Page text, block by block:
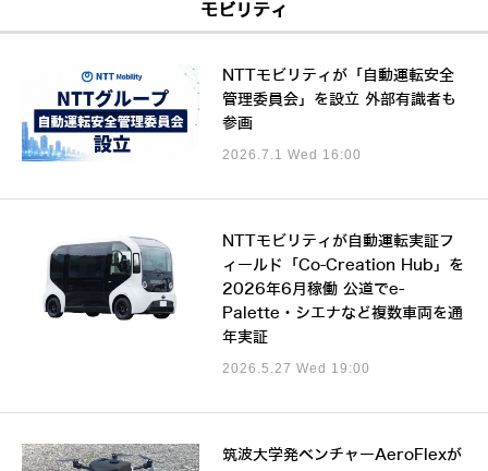
モビリティ
NTTモビリティが「自動運転安全
管理委員会」を設立 外部有識者も
参画
2026.7.1 Wed 16:00
NTTモビリティが自動運転実証フ
ィールド「Co-Creation Hub」を
2026年6月稼働 公道でe-
Palette・シエナなど複数車両を通
年実証
2026.5.27 Wed 19:00
筑波大学発ベンチャーAeroFlexが